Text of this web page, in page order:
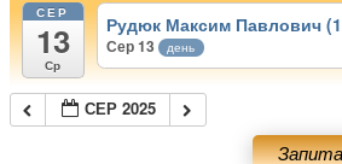
СЕР
13
Ср
Рудюк Максим Павлович
Сер 13 день
СЕР 2025